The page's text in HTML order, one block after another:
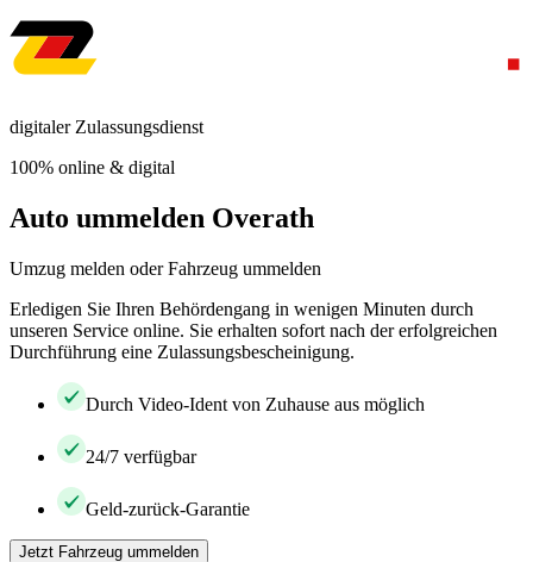
digitaler Zulassungsdienst
100% online & digital
Auto ummelden Overath
Umzug melden oder Fahrzeug ummelden
Erledigen Sie Ihren Behördengang in wenigen Minuten durch
unseren Service online. Sie erhalten sofort nach der erfolgreichen
Durchführung eine Zulassungsbescheinigung.
Durch Video-Ident von Zuhause aus möglich
24/7 verfügbar
Geld-zurück-Garantie
Jetzt Fahrzeug ummelden